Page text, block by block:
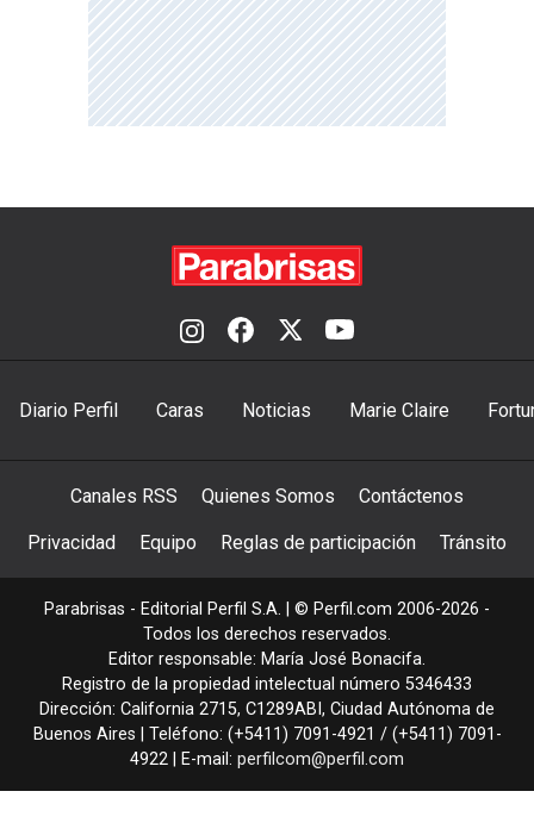
Diario Perfil Caras Noticias Marie Claire
Canales RSS Quienes Somos Contáctenos
Privacidad Equipo Reglas de participación Tránsito
Parabrisas - Editorial Perfil S.A. | © Perfil.com 2006-2026 -
Todos los derechos reservados.
Editor responsable: María José Bonacifa.
Registro de la propiedad intelectual número 5346433
Dirección: California 2715, C1289ABI , Ciudad Autónoma de
Buenos Aires | Teléfono: (+5411) 7091-4921 / (+5411) 7091-
4922 | E-mail: perfilcom@perfil.com